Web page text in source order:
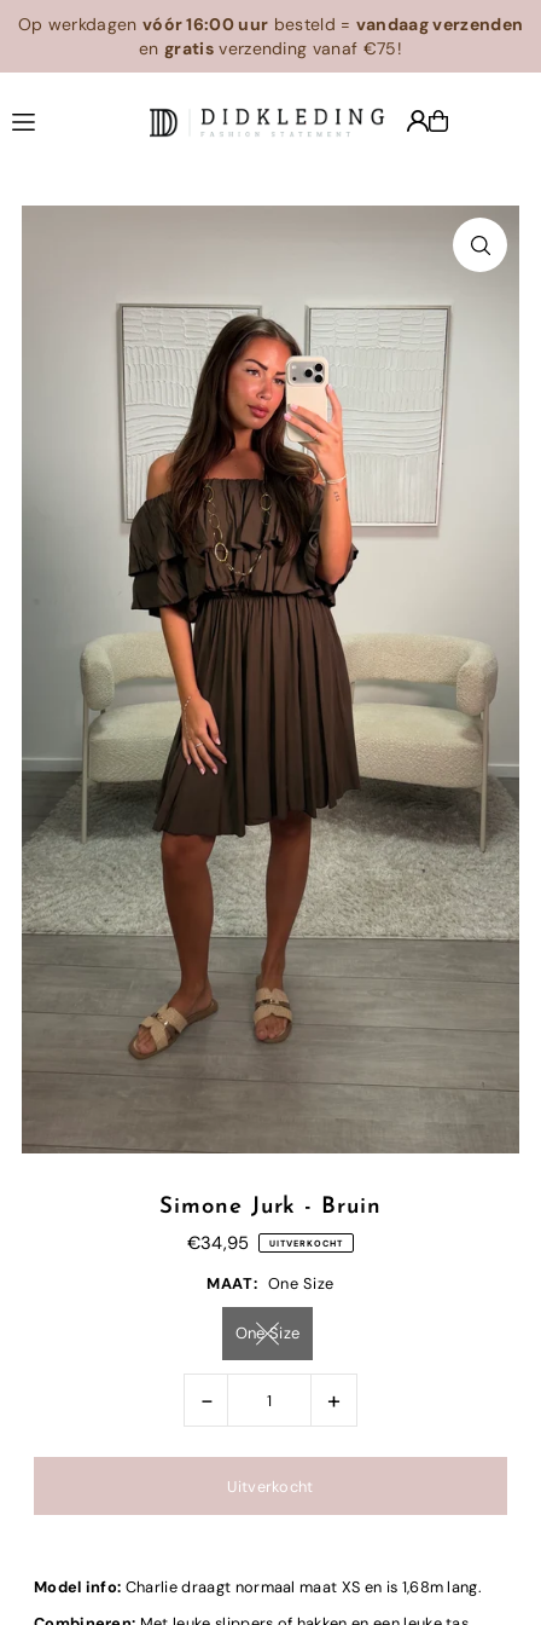
Translation missing: en.accessibility.skip_to_text
Op werkdagen vóór 16:00 uur besteld = vandaag verzenden
engratisverzending vanaf €75!
Simone Jurk - Bruin
€34,95 UITVERKOCHT
MAAT: One Size
One Size
- +
Model info: Charlie draagt normaal maat XS en is 1,68m lang.